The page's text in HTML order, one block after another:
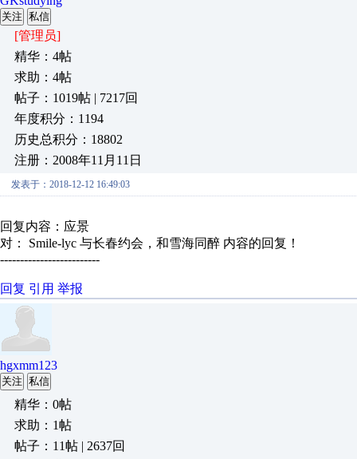
关注 私信
[管理员]
精华：4帖
求助：4帖
帖子：1019帖 | 7217回
年度积分：1194
历史总积分：18802
注册：2008年11月11日
发表于：2018-12-12 16:49:03
回复内容：应景
对： Smile-lyc 与长春约会，和雪海同醉 内容的回复！
-------------------------
回复 引用 举报
hgxmm123
关注 私信
精华：0帖
求助：1帖
帖子：11帖 | 2637回